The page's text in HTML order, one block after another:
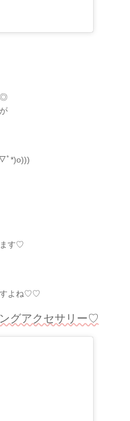
◎
ﾟ*)o)))
ます♡
すよね♡♡
グアクセサリー♡